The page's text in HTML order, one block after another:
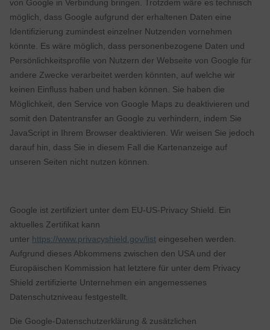
von Google in Verbindung bringen. Trotzdem wäre es technisch
möglich, dass Google aufgrund der erhaltenen Daten eine
Identifizierung zumindest einzelner Nutzenden vornehmen
könnte. Es wäre möglich, dass personenbezogene Daten und
Persönlichkeitsprofile von Nutzern der Webseite von Google für
andere Zwecke verarbeitet werden könnten, auf welche wir
keinen Einfluss haben und haben können. Sie haben die
Möglichkeit, den Service von Google Maps zu deaktivieren und
somit den Datentransfer an Google zu verhindern, indem Sie
JavaScript in Ihrem Browser deaktivieren. Wir weisen Sie jedoch
darauf hin, dass Sie in diesem Fall die Kartenanzeige auf
unseren Seiten nicht nutzen können.
Google ist zertifiziert unter dem EU-US-Privacy Shield. Ein
aktuelles Zertifikat kann
unter https://www.privacyshield.gov/list eingesehen werden.
Aufgrund dieses Abkommens zwischen den USA und der
Europäischen Kommission hat letztere für unter dem Privacy
Shield zertifizierte Unternehmen ein angemessenes
Datenschutzniveau festgestellt.
Die Google-Datenschutzerklärung & zusätzlichen